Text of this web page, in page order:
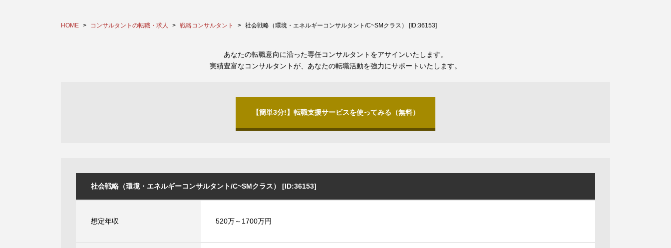
HOME コンサルタントの転職・求人 戦略コンサルタント 社会戦略（環境・エネルギーコンサルタント/C~SMクラス） [ID:36153]
あなたの転職意向に沿った専任コンサルタントをアサインいたします。
実績豊富なコンサルタントが、あなたの転職活動を強力にサポートいたします。
【簡単3分!】転職支援サービスを使ってみる（無料）
社会戦略（環境・エネルギーコンサルタント/C~SMクラス） [ID:36153]
想定年収 520万～1700万円